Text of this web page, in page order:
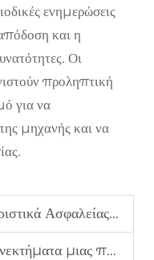
ενημερώσεις
και η
Οι
προληπτική
για να
μηχανής και να
Μηχανημάτων Επιπεδώσεως Υδραυλικού Σερβοκινητήρα;
εν ενεργεία συγκριτικά με τα παραδοσιακά συστήματα;